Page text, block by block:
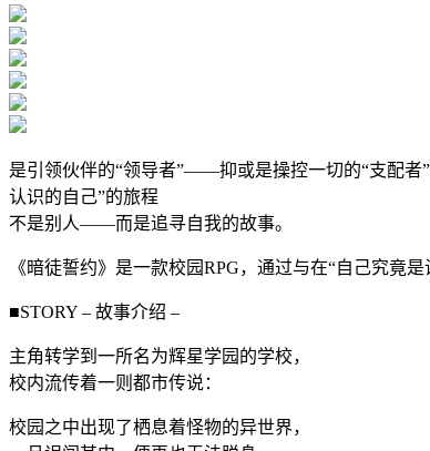
是引领伙伴的“领导者”——抑或是操控一切的“支配者
认识的自己”的旅程
不是别人——而是追寻自我的故事。
《暗徒誓约》是一款校园RPG，通过与在“自己究竟
■STORY – 故事介绍 –
主角转学到一所名为辉星学园的学校，
校内流传着一则都市传说：
校园之中出现了栖息着怪物的异世界，